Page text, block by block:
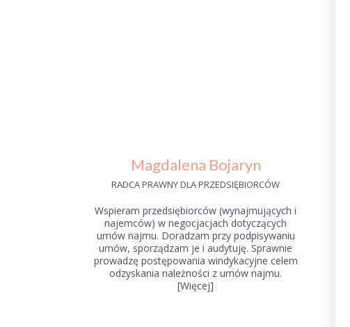
Magdalena Bojaryn
RADCA PRAWNY DLA PRZEDSIĘBIORCÓW
Wspieram przedsiębiorców (wynajmujących i
najemców) w negocjacjach dotyczących
umów najmu. Doradzam przy podpisywaniu
umów, sporządzam je i audytuję. Sprawnie
prowadzę postępowania windykacyjne celem
odzyskania należności z umów najmu.
[Więcej]